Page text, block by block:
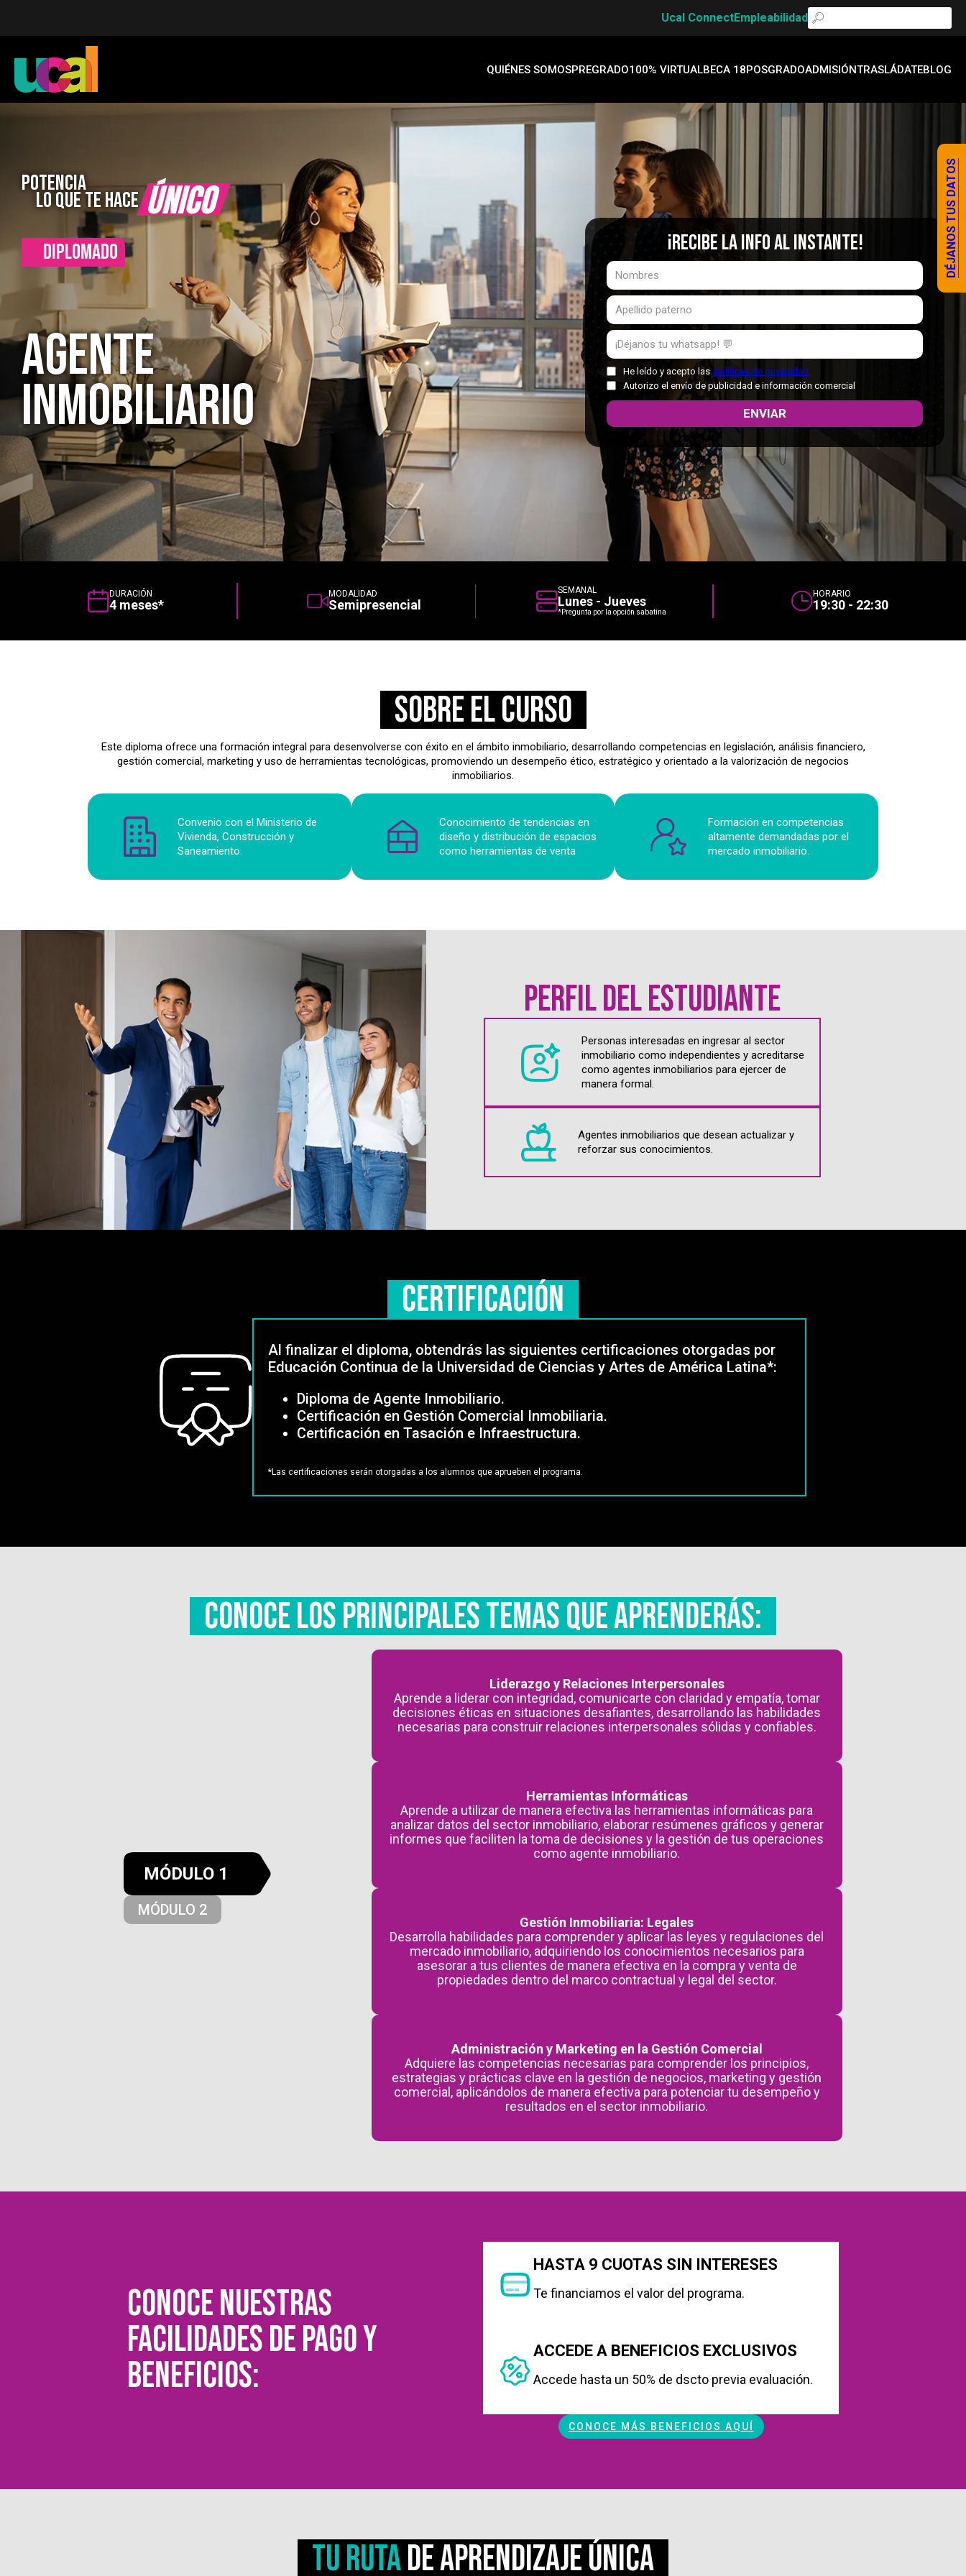
Ucal ConnectEmpleabilidad
QUIÉNES SOMOSPREGRADO100% VIRTUALBECA 18POSGRADOADMISIÓNTRASLÁDATEBLOG
POTENCIA
LO QUE TE HACE ÚNICO
DIPLOMADO
Agente
inmobiliario
¡RECIBE LA INFO AL INSTANTE!
He leído y acepto las políticas de privacidad
Autorizo el envío de publicidad e información comercial
DURACIÓN
4 meses*
MODALIDAD
Semipresencial
SEMANAL
Lunes - Jueves
*Pregunta por la opción sabatina
HORARIO
19:30 - 22:30
Sobre el curso
Este diploma ofrece una formación integral para desenvolverse con éxito en el ámbito inmobiliario, desarrollando competencias en legislación, análisis financiero,
gestión comercial, marketing y uso de herramientas tecnológicas, promoviendo un desempeño ético, estratégico y orientado a la valorización de negocios
inmobiliarios.
Convenio con el Ministerio de
Vivienda, Construcción y
Saneamiento.
Conocimiento de tendencias en
diseño y distribución de espacios
como herramientas de venta
Formación en competencias
altamente demandadas por el
mercado inmobiliario.
Perfil del estudiante
Personas interesadas en ingresar al sector
inmobiliario como independientes y acreditarse
como agentes inmobiliarios para ejercer de
manera formal.
Agentes inmobiliarios que desean actualizar y
reforzar sus conocimientos.
Certificación
Al finalizar el diploma, obtendrás las siguientes certificaciones otorgadas por
Educación Continua de la Universidad de Ciencias y Artes de América Latina*:
Diploma de Agente Inmobiliario.
Certificación en Gestión Comercial Inmobiliaria.
Certificación en Tasación e Infraestructura.
*Las certificaciones serán otorgadas a los alumnos que aprueben el programa.
CONOCE LOS PRINCIPALES TEMAS QUE APRENDERÁS:
MÓDULO 1
MÓDULO 2
Liderazgo y Relaciones Interpersonales
Aprende a liderar con integridad, comunicarte con claridad y empatía, tomar
decisiones éticas en situaciones desafiantes, desarrollando las habilidades
necesarias para construir relaciones interpersonales sólidas y confiables.
Herramientas Informáticas
Aprende a utilizar de manera efectiva las herramientas informáticas para
analizar datos del sector inmobiliario, elaborar resúmenes gráficos y generar
informes que faciliten la toma de decisiones y la gestión de tus operaciones
como agente inmobiliario.
Gestión Inmobiliaria: Legales
Desarrolla habilidades para comprender y aplicar las leyes y regulaciones del
mercado inmobiliario, adquiriendo los conocimientos necesarios para
asesorar a tus clientes de manera efectiva en la compra y venta de
propiedades dentro del marco contractual y legal del sector.
Administración y Marketing en la Gestión Comercial
Adquiere las competencias necesarias para comprender los principios,
estrategias y prácticas clave en la gestión de negocios, marketing y gestión
comercial, aplicándolos de manera efectiva para potenciar tu desempeño y
resultados en el sector inmobiliario.
Conoce nuestras
facilidades de pago y
beneficios:
HASTA 9 CUOTAS SIN INTERESES
Te financiamos el valor del programa.
ACCEDE A BENEFICIOS EXCLUSIVOS
Accede hasta un 50% de dscto previa evaluación.
CONOCE MÁS BENEFICIOS AQUÍ
tu rutade aprendizaje única
DÉJANOS TUS DATOS